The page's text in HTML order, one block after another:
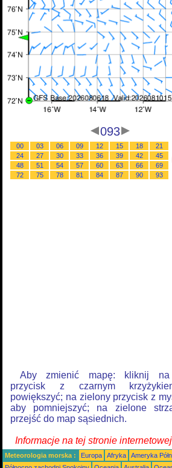
093
00 03 06 09 12 15 18
21
24
27 30 33 36 39 42
45
48
51 54 57 60 63 66
69
72
75 78 81 84 87 90 93
Aby zmienić mapę: kliknij na
przycisk z czarnym
powiększyć; na zielony przycisk z
aby pomniejszyć; na zielone
przejść do map sąsiednich.
Informacje na tej stronie
Meteorologia morska : Europa Afryka Ameryka